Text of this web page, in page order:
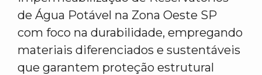
de Água Potável na Zona Oeste SP
com foco na durabilidade, empregando
materiais diferenciados e sustentáveis
que garantem proteção estrutural